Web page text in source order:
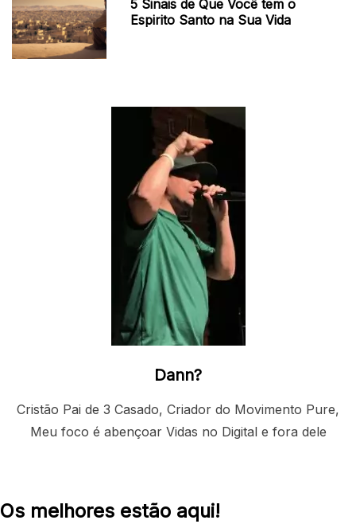
5 Sinais de Que Você tem o
Espirito Santo na Sua Vida
Dann?
Cristão Pai de 3 Casado, Criador do Movimento Pure,
Meu foco é abençoar Vidas no Digital e fora dele
Os melhores estão aqui!